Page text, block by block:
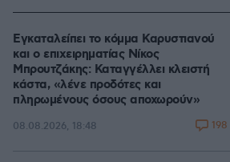
Εγκαταλείπει το κόμμα Καρυστιανού
και ο επιχειρηματίας Νίκος
Μπρουτζάκης: Καταγγέλλει κλειστή
κάστα, «λένε προδότες και
πληρωμένους όσους αποχωρούν»
08.08.2026, 18:48 198